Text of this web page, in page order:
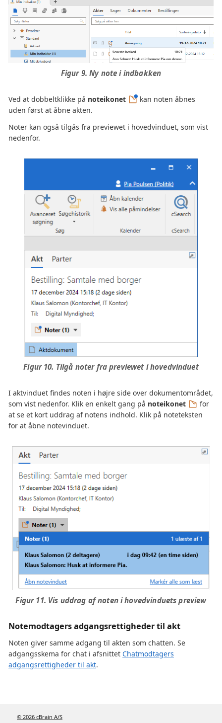
Figur 9. Ny note i indbakken
Ved at dobbeltklikke på noteikonet
kan noten åbnes
uden først at åbne akten.
Noter kan også tilgås fra previewet i hovedvinduet, som vist
nedenfor.
Figur 10. Tilgå noter fra previewet i hovedvinduet
I aktvinduet findes noten i højre side over dokumentområdet,
som vist nedenfor. Klik en enkelt gang på noteikonet
for
at se et kort uddrag af notens indhold. Klik på noteteksten
for at åbne notevinduet.
Figur 11. Vis uddrag af noten i hovedvinduets preview
Notemodtagers adgangsrettigheder til akt
Noten giver samme adgang til akten som chatten. Se
adgangsskema for chat i afsnittet Chatmodtagers
adgangsrettigheder til akt.
© 2026 cBrain A/S